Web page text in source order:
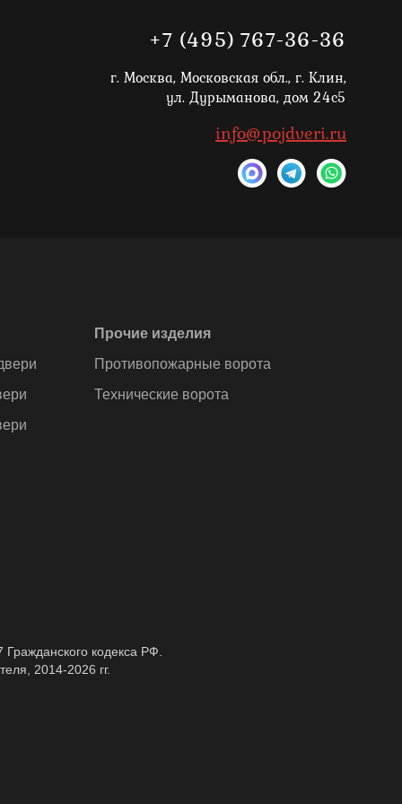
+7 (495) 767-36-36
г. Москва, Московская обл., г. Клин,
ул. Дурыманова, дом 24с5
info@pojdveri.ru
Прочие изделия
Противопожарные ворота
Технические ворота
кодекса РФ.
2014-2026 гг.